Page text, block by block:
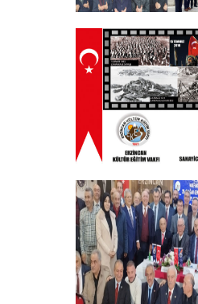
Tüm Şehitlerimizi Anma
Düzenledik
+
ERZINCAN VE TÜM
PROGRAMI
+